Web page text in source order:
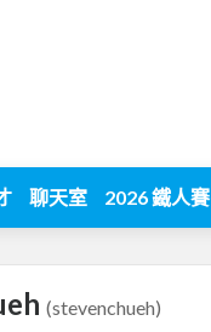
聊天室 2026 鐵人賽
(stevenchueh)